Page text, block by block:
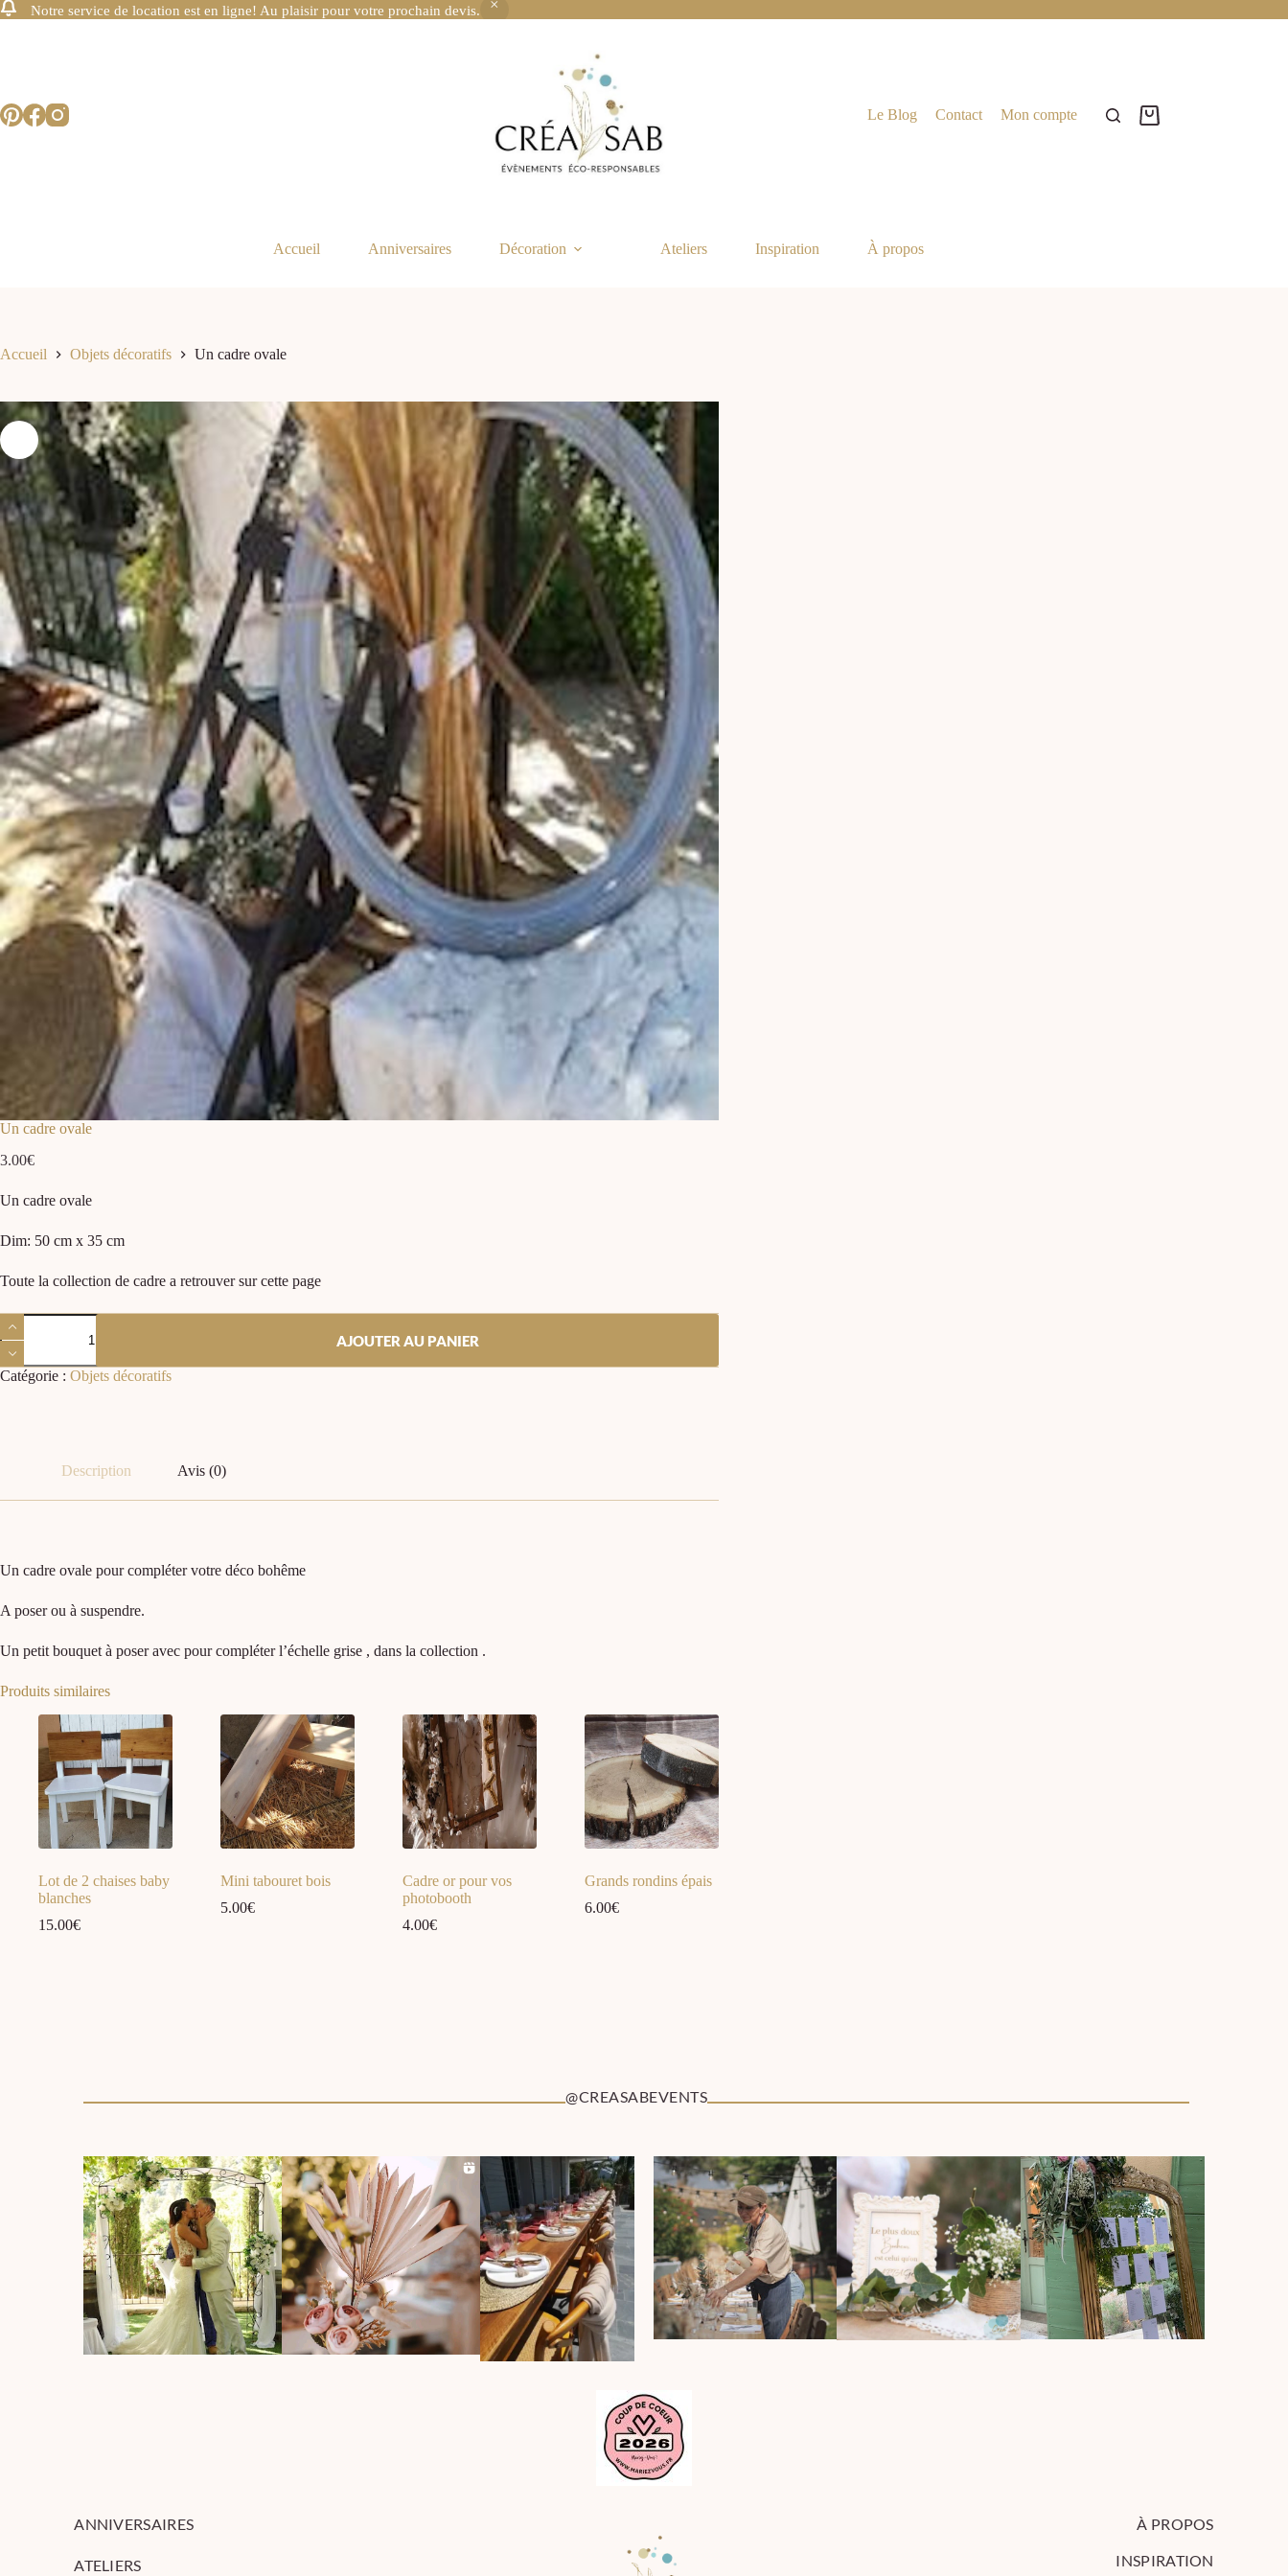
Notre service de location est en ligne! Au plaisir pour votre prochain devis.
Le Blog Contact Mon compte
Accueil Anniversaires Décoration Ateliers Inspiration À propos
Accueil Objets décoratifs Un cadre ovale
Un cadre ovale
3.00€
Un cadre ovale
Dim: 50 cm x 35 cm
Toute la collection de cadre a retrouver sur cette page
AJOUTER AU PANIER
Catégorie : Objets décoratifs
Description Avis (0)
Un cadre ovale pour compléter votre déco bohême
A poser ou à suspendre.
Un petit bouquet à poser avec pour compléter l’échelle grise , dans la collection .
Produits similaires
Lot de 2 chaises baby
blanches
15.00€
Mini tabouret bois
5.00€
Cadre or pour vos
photobooth
4.00€
Grands rondins épais
6.00€
@CREASABEVENTS
ANNIVERSAIRES
ATELIERS
À PROPOS
INSPIRATION